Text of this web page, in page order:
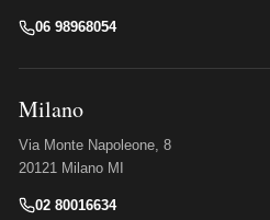
06 98968054
Milano
Via Monte Napoleone, 8
20121 Milano MI
02 80016634